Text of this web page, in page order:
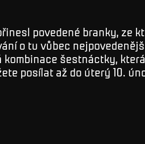
povedené branky, ze
o tu vůbec
kombinace šestnáctky,
posílat až do úterý 10.